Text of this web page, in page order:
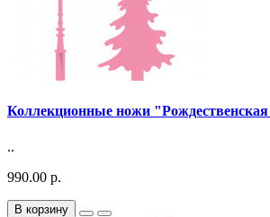
Коллекционные ножи "Рождественская
..
990.00 р.
В корзину